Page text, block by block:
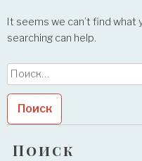
It seems we can’t find what
searching can help.
Найти:
Поиск